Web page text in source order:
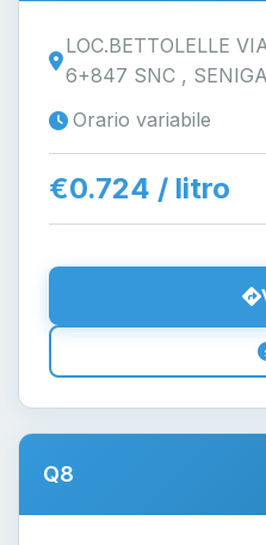
LOC.BETTOLELLE
6+847 SNC ,
Orario variabile
€0.724 / litro
Q8